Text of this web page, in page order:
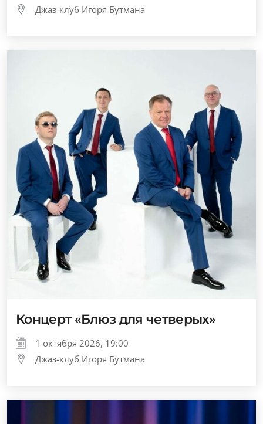
Джаз-клуб Игоря Бутмана
Концерт «Блюз для четверых»
1 октября 2026, 19:00
Джаз-клуб Игоря Бутмана